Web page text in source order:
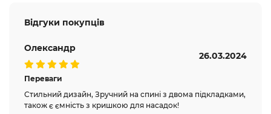
Відгуки покупців
Олександр
26.03.2024
Переваги
Стильний дизайн, Зручний на спині з двома підкладками,
також є ємність з кришкою для насадок!